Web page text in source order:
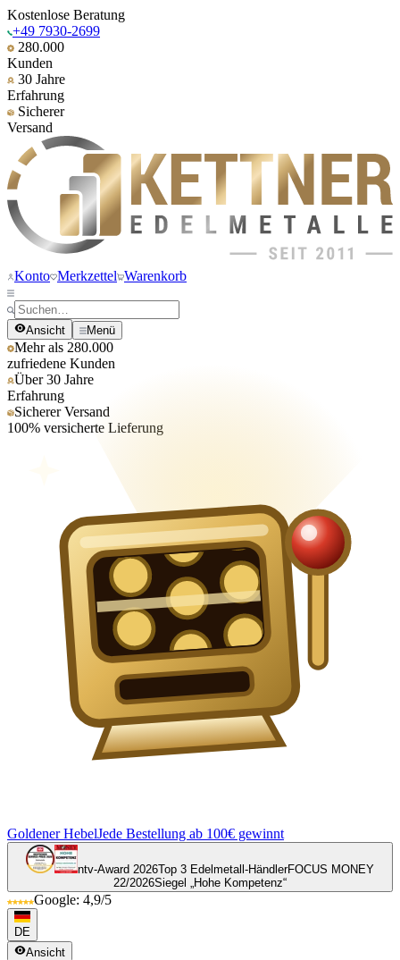
Kostenlose Beratung
+49 7930-2699
280.000
Kunden
30 Jahre
Erfahrung
Sicherer
Versand
Konto Merkzettel Warenkorb
Ansicht Menü
Mehr als 280.000
zufriedene Kunden
Über 30 Jahre
Erfahrung
Sicherer Versand
100% versicherte Lieferung
Goldener HebelJede Bestellung ab 100€ gewinnt
ntv-Award 2026Top 3 Edelmetall-HändlerFOCUS MONEY
22/2026Siegel „Hohe Kompetenz“
Google: 4,9/5
DE
Ansicht